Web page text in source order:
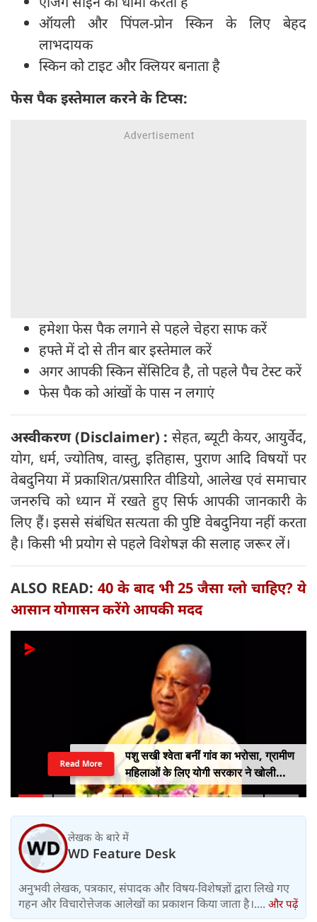
ऑयली और पिंपल-प्रोन स्किन के लिए बेहद
लाभदायक
स्किन को टाइट और क्लियर बनाता है
फेस पैक इस्तेमाल करने के टिप्स:
हमेशा फेस पैक लगाने से पहले चेहरा साफ करें
हफ्ते में दो से तीन बार इस्तेमाल करें
अगर आपकी स्किन सेंसिटिव है, तो पहले पैच टेस्ट करें
फेस पैक को आंखों के पास न लगाएं
अस्वीकरण (Disclaimer) : सेहत, ब्यूटी केयर, आयुर्वेद,
योग, धर्म, ज्योतिष, वास्तु, इतिहास, पुराण आदि विषयों पर
वेबदुनिया में प्रकाशित/प्रसारित वीडियो, आलेख एवं समाचार
जनरुचि को ध्यान में रखते हुए सिर्फ आपकी जानकारी के
लिए हैं। इससे संबंधित सत्यता की पुष्टि वेबदुनिया नहीं करता
है। किसी भी प्रयोग से पहले विशेषज्ञ की सलाह जरूर लें।
ALSO READ: 40 के बाद भी 25 जैसा ग्लो चाहिए? ये
आसान योगासन करेंगे आपकी मदद
पशु सखी श्वेता बनीं गांव का भरोसा, ग्रामीण
महिलाओं के लिए योगी सरकार ने खोली
आत्मनिर्भरता की राह
Read More
लेखक के बारे में
WD Feature Desk
अनुभवी लेखक, पत्रकार, संपादक और विषय-विशेषज्ञों द्वारा लिखे गए
गहन और विचारोत्तेजक आलेखों का प्रकाशन किया जाता है।.... और पढ़ें